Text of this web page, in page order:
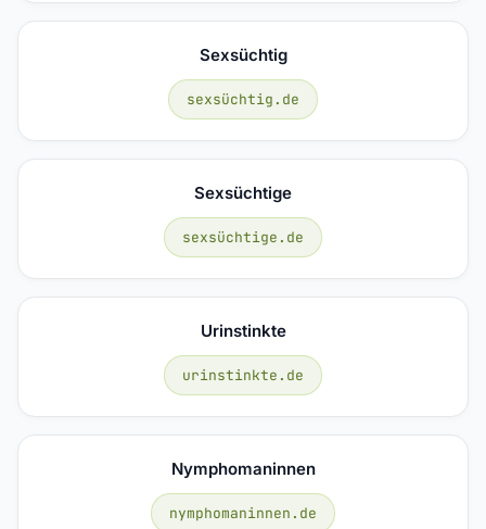
Sexsüchtig
sexsüchtig.de
Sexsüchtige
sexsüchtige.de
Urinstinkte
urinstinkte.de
Nymphomaninnen
nymphomaninnen.de